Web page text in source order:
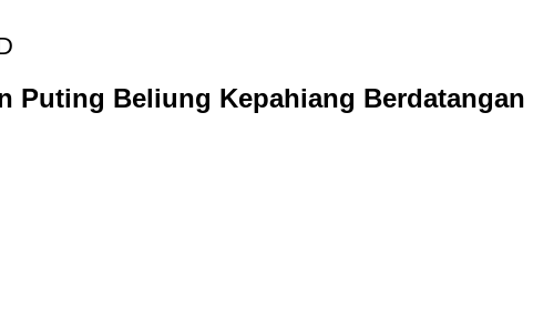
Puting Beliung Kepahiang Berdatangan